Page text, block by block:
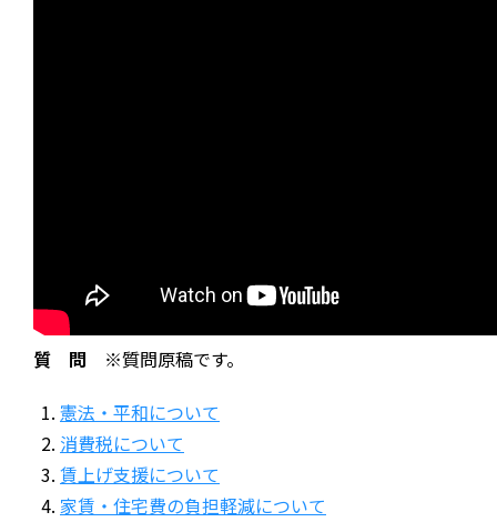
質 問 ※質問原稿です。
憲法・平和について
消費税について
賃上げ支援について
家賃・住宅費の負担軽減について